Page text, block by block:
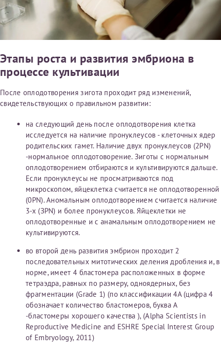
Этапы роста и развития эмбриона в
процессе культивации
После оплодотворения зигота проходит ряд изменений,
свидетельствующих о правильном развитии:
на следующий день после оплодотворения клетка
исследуется на наличие пронуклеусов - клеточных ядер
родительских гамет. Наличие двух пронуклеусов (2PN)
-нормальное оплодотоворение. Зиготы с нормальным
оплодотворением отбираются и культивируются дальше.
Если пронуклеусы не просматриваются под
микроскопом, яйцеклетка считается не оплодотворенной
(0PN). Аномальным оплодотворением считается наличие
3-х (ЗPN) и более пронуклеусов. Яйцеклетки не
оплодотворенные и с анамальным оплодотворением не
культивируются.
во второй день развития эмбрион проходит 2
последовательных митотических деления дробления и, в
норме, имеет 4 бластомера расположенных в форме
тетраэдра, равных по размеру, одноядерных, без
фрагментации (Grade 1) (по классификации 4A (цифра 4
обозначает количество бластомеров, буква А
-бластомеры хорошего качества ), (Alpha Scientists in
Reproductive Medicine and ESHRE Special Interest Group
of Embryology, 2011)